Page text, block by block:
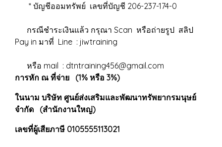
* บัญชีออมทรัพย์ เลขที่บัญชี 206-237-174-0
กรณีชำระเงินแล้ว กรุณา Scan หรือถ่ายรูป สลิป
Pay in มาที่ Line : jiwtraining
หรือ mail : dtntraining456@gmail.com
การหัก ณ ที่จ่าย (1% หรือ 3%)
ในนาม บริษัท ศูนย์ส่งเสริมและพัฒนาทรัพยากรมนุษย์
จำกัด (สำนักงานใหญ่)
เลขที่ผู้เสียภาษี 0105555113021